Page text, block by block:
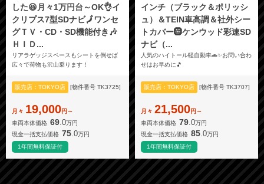
した😆月々1万円台～OK👌イ
クリプス7型SDナビ🗾ワンセ
グＴＶ・CD・SD機能付き🎶
ＨＩＤ...
リアラゲッジスペースもシートを倒せば
広々で荷物も沢山乗ります！
販売店：TOKYO店 [物件番号 TK3725]
月々 19,000円～
車両本体価格 69.0万円
現金一括支払価格 75 .0万円
1年間無料保証付
インチ（ブラック＆ポリッシ
ュ）＆TEIN車高調＆社外シー
トカバー🛞ケンウッド彩速SD
ナビ（...
人気のハイトール軽自動車🚗✨お問い合わ
せはお早めに🎵
販売店：TOKYO店 [物件番号 TK3707]
月々 21,500円～
車両本体価格 79.0万円
現金一括支払価格 85 .0万円
1年間無料保証付